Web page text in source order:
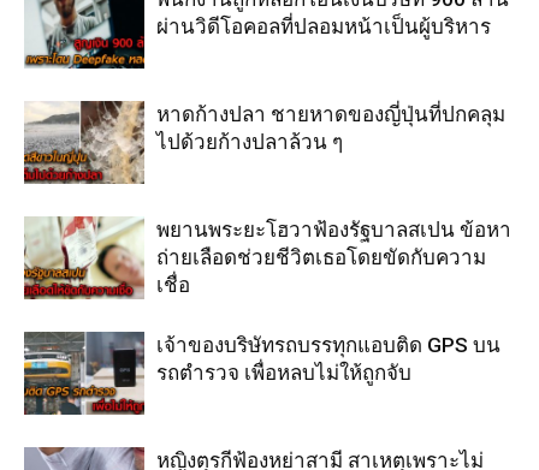
ผ่านวิดีโอคอลที่ปลอมหน้าเป็นผู้บริหาร
หาดก้างปลา ชายหาดของญี่ปุ่นที่ปกคลุม
ไปด้วยก้างปลาล้วน ๆ
พยานพระยะโฮวาฟ้องรัฐบาลสเปน ข้อหา
ถ่ายเลือดช่วยชีวิตเธอโดยขัดกับความ
เชื่อ
เจ้าของบริษัทรถบรรทุกแอบติด GPS บน
รถตำรวจ เพื่อหลบไม่ให้ถูกจับ
หญิงตุรกีฟ้องหย่าสามี สาเหตุเพราะไม่